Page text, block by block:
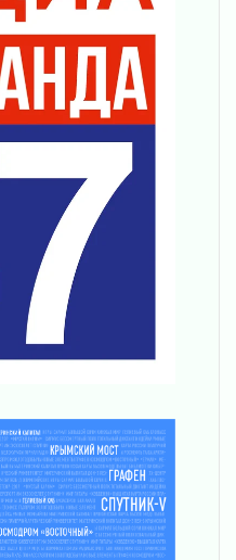
объединений
закроют на два
пространства
сможет
от региона
области